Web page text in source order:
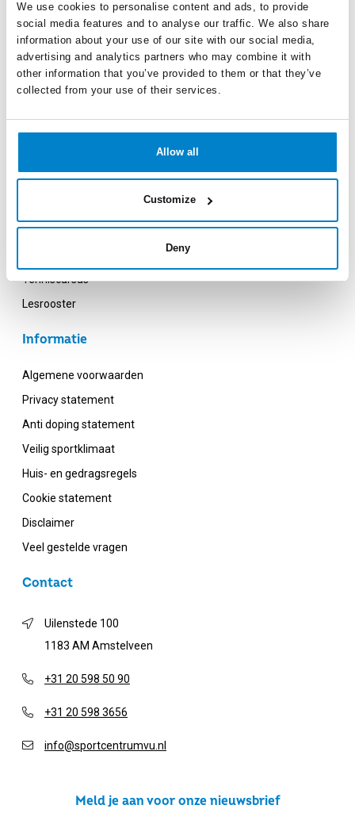
We use cookies to personalise content and ads, to provide
social media features and to analyse our traffic. We also share
information about your use of our site with our social media,
advertising and analytics partners who may combine it with
other information that you’ve provided to them or that they’ve
collected from your use of their services.
Allow all
Customize
Deny
maandag - vrijdag: 08:00 - 23:00 uur
zaterdag - zondag: 10:00 - 18:00 uur
Openingstijden OZW (VU Campus)
Sporten
Tenniscursus
Lesrooster
Informatie
Algemene voorwaarden
Privacy statement
Anti doping statement
Veilig sportklimaat
Huis- en gedragsregels
Cookie statement
Disclaimer
Veel gestelde vragen
Contact
Uilenstede 100
1183 AM Amstelveen
+31 20 598 50 90
+31 20 598 3656
info@sportcentrumvu.nl
Meld je aan voor onze nieuwsbrief